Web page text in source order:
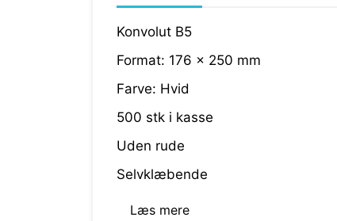
Konvolut B5
Format: 176 x 250 mm
Farve: Hvid
500 stk i kasse
Uden rude
Selvklæbende
Læs mere